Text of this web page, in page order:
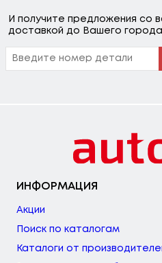
И получите предложения со
доставкой до Вашего города
ИНФОРМАЦИЯ
Акции
Поиск по каталогам
Каталоги от